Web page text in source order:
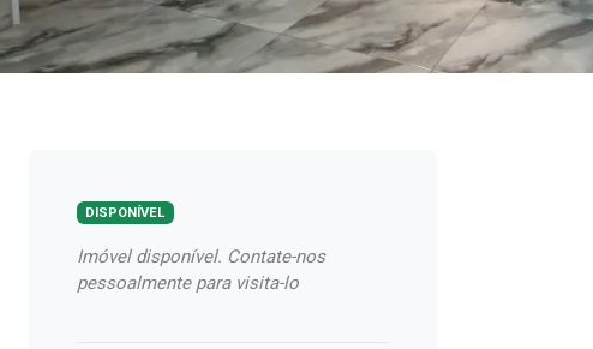
DISPONÍVEL
Imóvel disponível. Contate-nos
pessoalmente para visita-lo